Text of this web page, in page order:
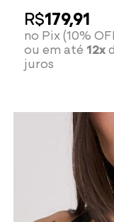
R$179,91
no Pix (10%
ou em até 12x
juros